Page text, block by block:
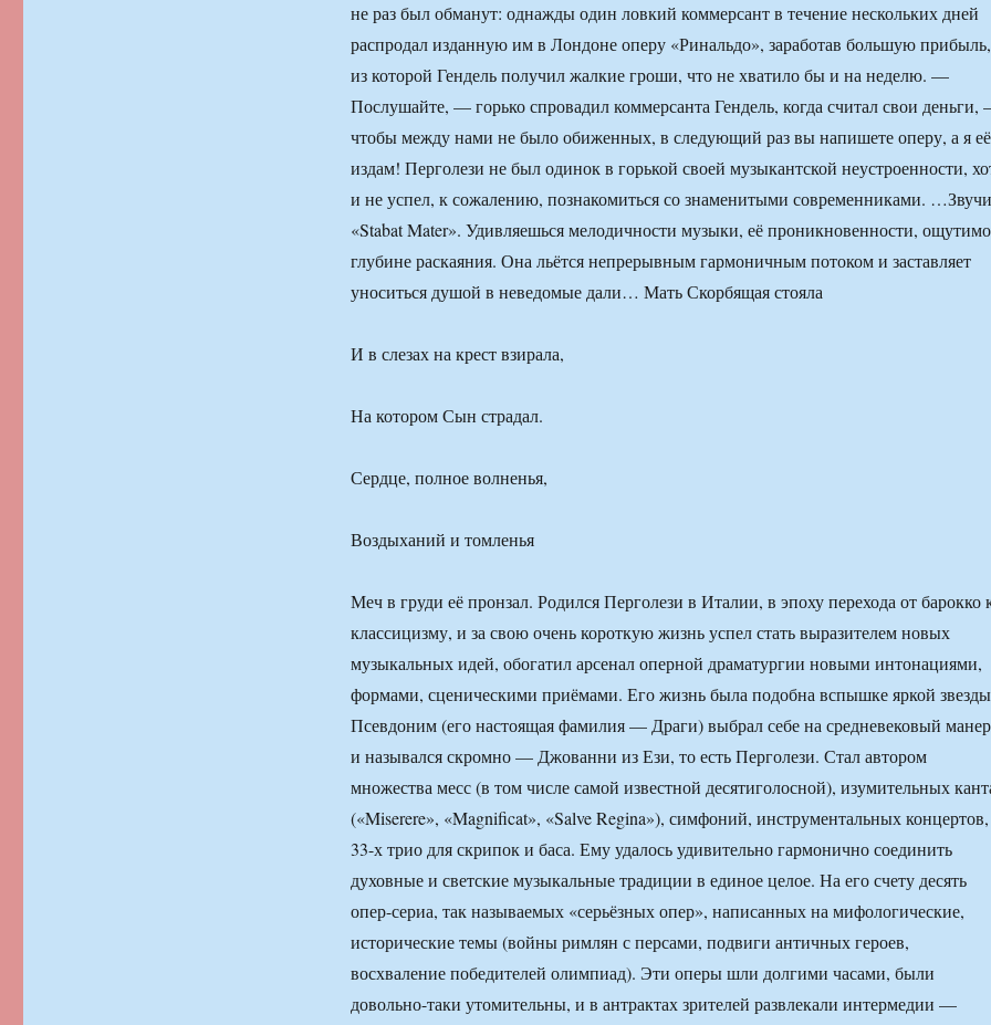
не раз был обманут: однажды один ловкий коммерсант в течение нескольких дней
распродал изданную им в Лондоне оперу «Ринальдо», заработав большую прибыль,
из которой Гендель получил жалкие гроши, что не хватило бы и на неделю. —
Послушайте, — горько спровадил коммерсанта Гендель, когда считал свои
чтобы между нами не было обиженных, в следующий раз вы напишете оперу, а я её
издам! Перголези не был одинок в горькой своей музыкантской неустроенности,
и не успел, к сожалению, познакомиться со знаменитыми современниками.
«Stabat Mater». Удивляешься мелодичности музыки, её проникновенности,
глубине раскаяния. Она льётся непрерывным гармоничным потоком и заставляет
уноситься душой в неведомые дали… Мать Скорбящая стояла
И в слезах на крест взирала,
На котором Сын страдал.
Сердце, полное волненья,
Воздыханий и томленья
Меч в груди её пронзал. Родился Перголези в Италии, в эпоху перехода от барокко
классицизму, и за свою очень короткую жизнь успел стать выразителем новых
музыкальных идей, обогатил арсенал оперной драматургии новыми интонациями,
формами, сценическими приёмами. Его жизнь была подобна вспышке яркой
Псевдоним (его настоящая фамилия — Драги) выбрал себе на средневековый манер
и назывался скромно — Джованни из Ези, то есть Перголези. Стал автором
множества месс (в том числе самой известной десятиголосной), изумительных
(«Miserere», «Magnificat», «Salve Regina»), симфоний, инструментальных концертов,
33-х трио для скрипок и баса. Ему удалось удивительно гармонично соединить
духовные и светские музыкальные традиции в единое целое. На его счету десять
опер-сериа, так называемых «серьёзных опер», написанных на мифологические,
исторические темы (войны римлян с персами, подвиги античных героев,
восхваление победителей олимпиад). Эти оперы шли долгими часами, были
довольно-таки утомительны, и в антрактах зрителей развлекали интермедии —